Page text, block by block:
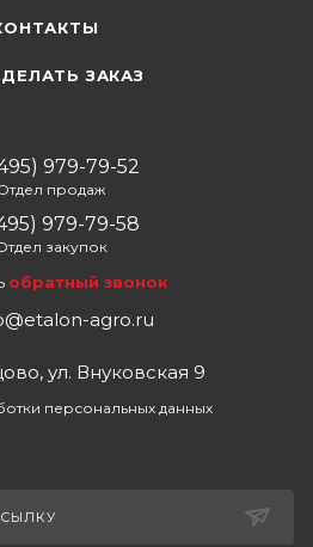
ЗАКАЗ
979-79-52
продаж
979-79-58
закупок
обратный звонок
agro.ru
ул. Внуковская 9
персональных данных